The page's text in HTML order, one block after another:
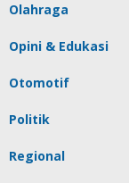
Olahraga
Opini & Edukasi
Otomotif
Politik
Regional